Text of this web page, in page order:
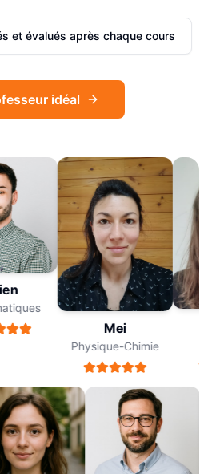
Mei
Physique-Chimie
et évalués après chaque cours
idéal